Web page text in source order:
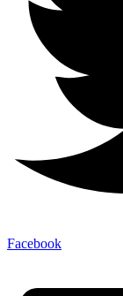
Facebook